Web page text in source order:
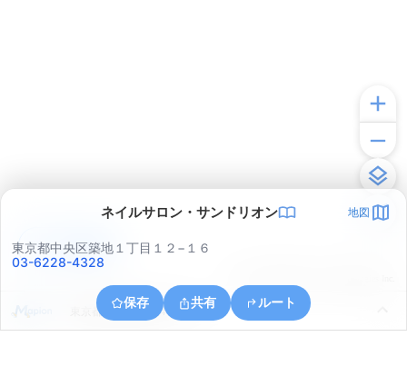
ネイルサロン・サンドリオン 地図
東京都中央区築地１丁目１２−１６
03-6228-4328
保存 共有 ルート
東京都中央区晴海４丁目１
アプリで見る